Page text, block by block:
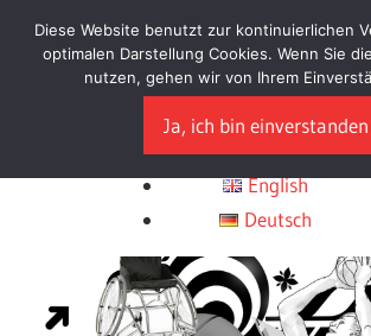
und
Choose Language
English
Deutsch
Diese Website benutzt zur kontinuierlichen
optimalen Darstellung Cookies. Wenn Sie
nutzen, gehen wir von Ihrem
Ja, ich bin einverstanden